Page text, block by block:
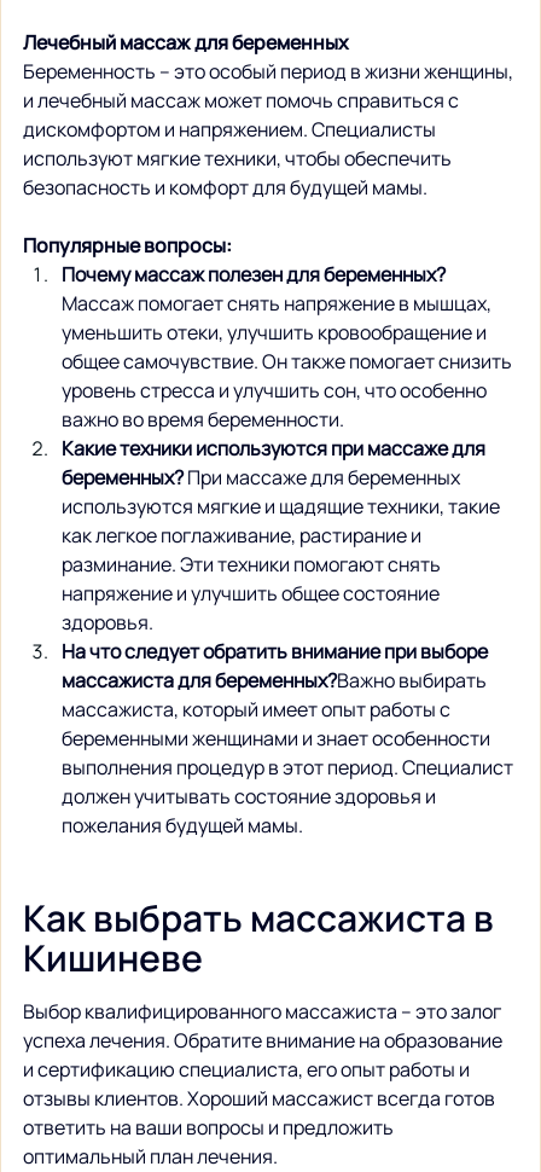
Лечебный массаж для беременных
Беременность – это особый период в жизни женщины,
и лечебный массаж может помочь справиться с
дискомфортом и напряжением. Специалисты
используют мягкие техники, чтобы обеспечить
безопасность и комфорт для будущей мамы.
Популярные вопросы:
Почему массаж полезен для беременных?
Массаж помогает снять напряжение в мышцах,
уменьшить отеки, улучшить кровообращение и
общее самочувствие. Он также помогает снизить
уровень стресса и улучшить сон, что особенно
важно во время беременности.
Какие техники используются при массаже для
беременных? При массаже для беременных
используются мягкие и щадящие техники, такие
как легкое поглаживание, растирание и
разминание. Эти техники помогают снять
напряжение и улучшить общее состояние
здоровья.
На что следует обратить внимание при выборе
массажиста для беременных?Важно выбирать
массажиста, который имеет опыт работы с
беременными женщинами и знает особенности
выполнения процедур в этот период. Специалист
должен учитывать состояние здоровья и
пожелания будущей мамы.
Как выбрать массажиста в
Кишиневе
Выбор квалифицированного массажиста – это залог
успеха лечения. Обратите внимание на образование
и сертификацию специалиста, его опыт работы и
отзывы клиентов. Хороший массажист всегда готов
ответить на ваши вопросы и предложить
оптимальный план лечения.